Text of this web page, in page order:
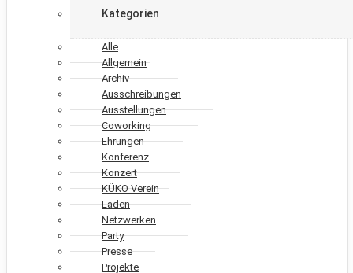
Kategorien
Alle
Allgemein
Archiv
Ausschreibungen
Ausstellungen
Coworking
Ehrungen
Konferenz
Konzert
KÜKO Verein
Laden
Netzwerken
Party
Presse
Projekte